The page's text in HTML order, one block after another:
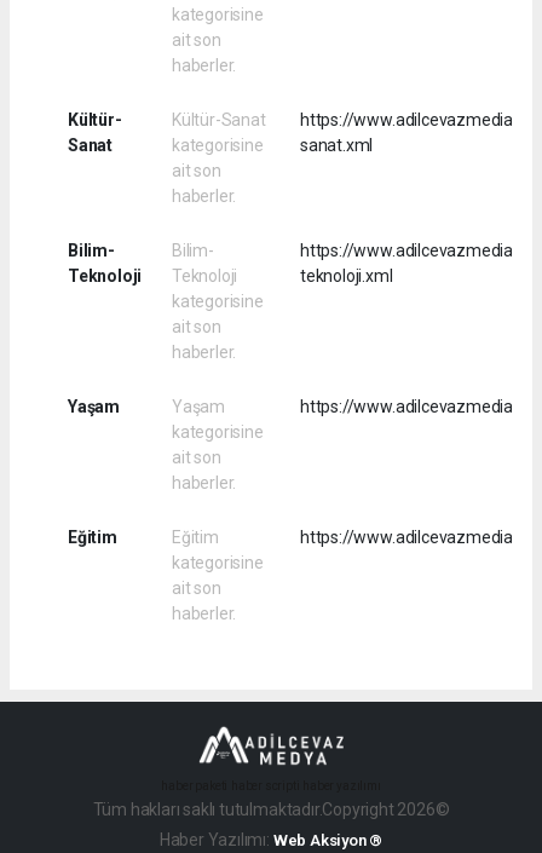
kategorisine
ait son
haberler.
Kültür-
Sanat
Kültür-Sanat
kategorisine
ait son
haberler.
https://
sanat.xml
Bilim-
Teknoloji
Bilim-
Teknoloji
kategorisine
ait son
haberler.
https://
teknoloji.xml
Yaşam
Yaşam
kategorisine
ait son
haberler.
https://
Eğitim
Eğitim
kategorisine
ait son
haberler.
https://
Tüm hakları saklı tutulmaktadır.Copyright 2026©
Haber Yazılımı: Web Aksiyon ®